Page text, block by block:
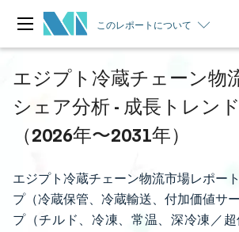
このレポートについて
エジプト冷蔵チェーン物
シェア分析 - 成長トレン
（2026年〜2031年）
エジプト冷蔵チェーン物流市場レポー
プ（冷蔵保管、冷蔵輸送、付加価値サ
プ（チルド、冷凍、常温、深冷凍／